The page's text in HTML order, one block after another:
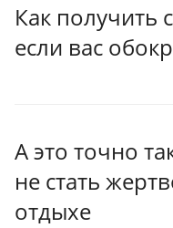
Как получить
если вас
А это точно
не стать
отдыхе